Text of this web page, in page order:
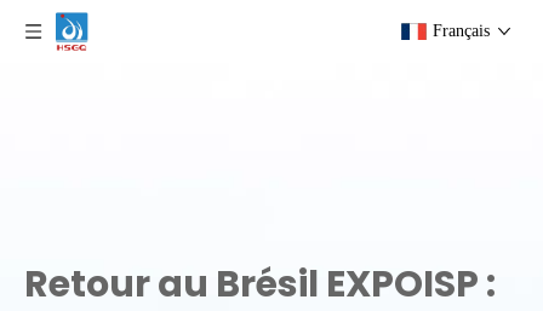
Français
Retour au Brésil EXPOISP :